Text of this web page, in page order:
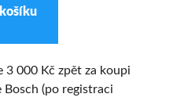
3 000 Kč zpět za koupi
(po registraci